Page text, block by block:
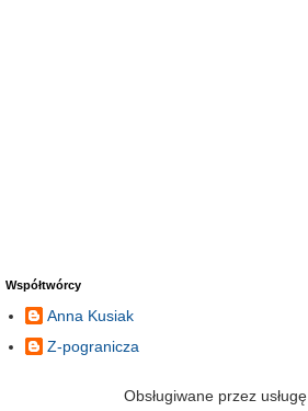
Współtwórcy
Anna Kusiak
Z-pogranicza
Obsługiwane przez usługę